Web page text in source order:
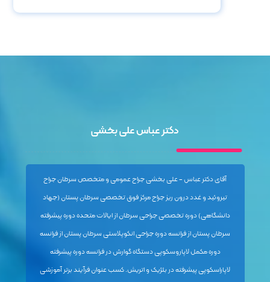
دکتر عباس علی بخشی
آقای دکتر عباس - علی بخشی جراح عمومی و متخصص سرطان جراح
تیروئید و غدد درون ریز جراح مرکز فوق تخصصی سرطان پستان (جهاد
دانشگاهی) دوره تخصصی جراحی سرطان از ایالات متحده دوره پیشرفته
سرطان پستان از فرانسه دوره جراحی انکوپلاستی سرطان پستان از فرانسه
دوره مکمل لاپاروسکوپی دستگاه گوارش در فرانسه دوره پیشرفته
لاپاراسکوپی پیشرفته در بلژیک و اتریش. کسب عنوان فرآیند برتر آموزشی